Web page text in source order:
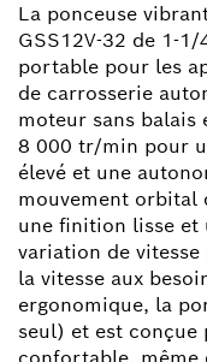
La ponceuse
GSS12V-32 de 1-
portable pour les
de carrosserie
moteur sans balais
8 000 tr/min pour
élevé et une
mouvement orbital
une finition lisse et
variation de vitesse
la vitesse aux
ergonomique, la
seul) et est conçue